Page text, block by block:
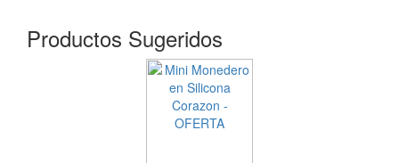
Productos Sugeridos